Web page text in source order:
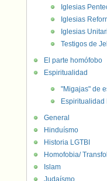
Iglesias
Iglesias
Iglesias
Testigos de
El parte homófobo
Espiritualidad
"Migajas" de
Espiritualidad
General
Hinduísmo
Historia LGTBI
Homofobia/
Islam
Judaísmo